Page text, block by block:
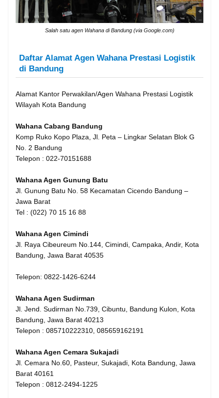
Salah satu agen Wahana di Bandung (via Google.com)
Daftar Alamat Agen Wahana Prestasi Logistik
di Bandung
Alamat Kantor Perwakilan/Agen Wahana Prestasi Logistik
Wilayah Kota Bandung
Wahana Cabang Bandung
Komp Ruko Kopo Plaza, Jl. Peta – Lingkar Selatan Blok G
No. 2 Bandung
Telepon : 022-70151688
Wahana Agen Gunung Batu
Jl. Gunung Batu No. 58 Kecamatan Cicendo Bandung –
Jawa Barat
Tel : (022) 70 15 16 88
Wahana Agen Cimindi
Jl. Raya Cibeureum No.144, Cimindi, Campaka, Andir, Kota
Bandung, Jawa Barat 40535
Telepon: 0822-1426-6244
Wahana Agen Sudirman
Jl. Jend. Sudirman No.739, Cibuntu, Bandung Kulon, Kota
Bandung, Jawa Barat 40213
Telepon : 085710222310, 085659162191
Wahana Agen Cemara Sukajadi
Jl. Cemara No.60, Pasteur, Sukajadi, Kota Bandung, Jawa
Barat 40161
Telepon : 0812-2494-1225